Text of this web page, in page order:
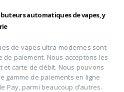
automatiques de vapes, y
de vapes ultra-modernes sont
de paiement. Nous acceptons les
et carte de débit. Nous pouvons
gamme de paiements en ligne
Pay, parmi beaucoup d’autres.